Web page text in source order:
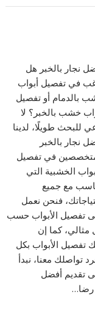
نجار بالخبر هل
في تفصيل أبواب
بالدمام أو تفصيل
خشب بالخبر؟ لا
للبحث طويلًا، لدينا
نجار بالخبر
في تفصيل
الخشبية التي
مع جميع
فنحن نعمل
تفصيل الأبواب حسب
كما إن
تفصيل الأبواب بكل
تواصلك معنا، نبدأ
تقديم أفضل
رضا…